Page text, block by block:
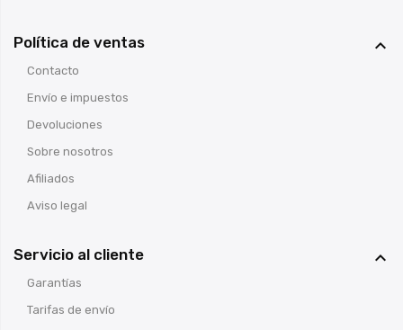
Política de ventas 
Contacto
Envío e impuestos
Devoluciones
Sobre nosotros
Afiliados
Aviso legal
Servicio al cliente 
Garantías
Tarifas de envío